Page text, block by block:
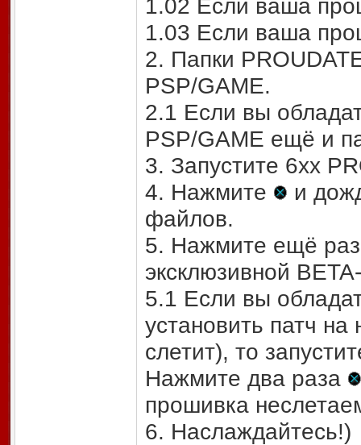
1.02 Если ваша
1.03 Если ваша
2. Папки
PSP/GAME.
2.1 Если вы
PSP/GAME ещё и
3. Запустите 6хх
4. Нажмите
и
файлов.
5. Нажмите ещё
эксклюзивной
5.1 Если вы
установить патч
слетит), то
Нажмите два раза
прошивка
6. Наслаждайтесь!)